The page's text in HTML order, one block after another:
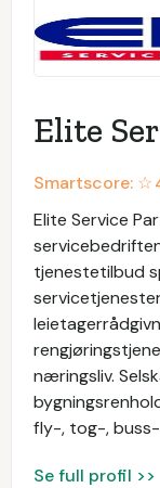
Elite
Smartscore: ☆
Elite Service
tjenestetilbud
næringsliv.
fly-, tog-, buss-
Se full profil >>